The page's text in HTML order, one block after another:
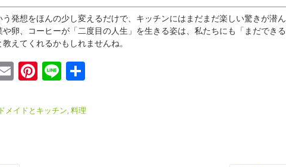
う発想をほんの少し変えるだけで、キッチンにはまだまだ楽しい驚きが潜ん
や卵、コーヒーが「二度目の人生」を生きる姿は、私たちにも「まだできる
えてくれるかもしれませんね。
E
ai
Pi
er
Li
e
メイドとキッチン,料理